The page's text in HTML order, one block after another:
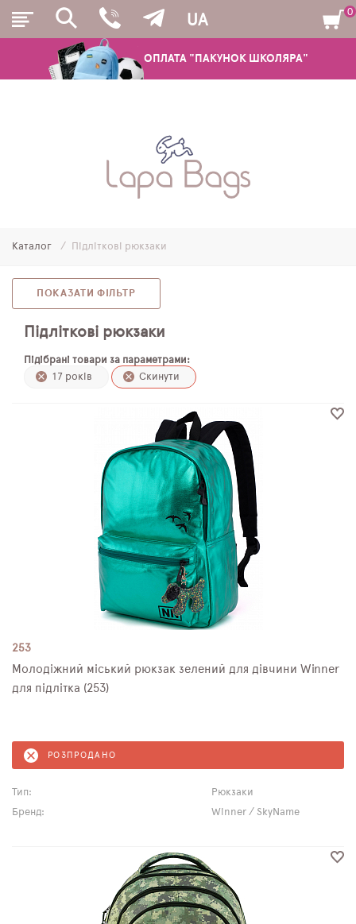
ОПЛАТА "ПАКУНОК ШКОЛЯРА"
UA
ШКІЛЬНІ РЮКЗАКИ ТА РАНЦІ
МОЛОДІЖНІ РЮКЗАКИ
ПЕНАЛИ
МІШКИ ДЛЯ ВЗУТТЯ
ПЛЯШКИ ДЛЯ ВОДИ
0
Каталог Підліткові рюкзаки
ПОКАЗАТИ ФІЛЬТР
Підліткові рюкзаки
Підібрані товари за параметрами:
17 років
Скинути
253
Молодіжний міський рюкзак зелений для дівчини Winner
для підлітка (253)
РОЗПРОДАНО
Тип:
Рюкзаки
Бренд:
Winner / SkyName